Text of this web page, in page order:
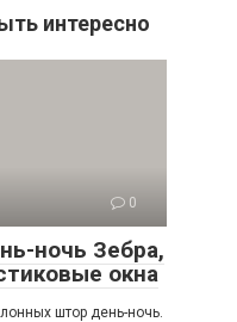
интересно
0
ночь Зебра,
окна
штор день-ночь.